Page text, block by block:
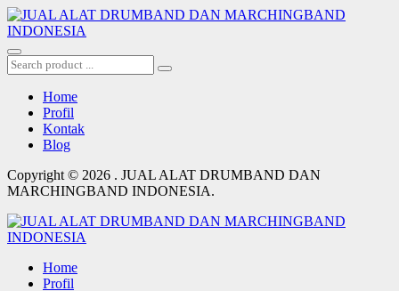
Home
Profil
Kontak
Blog
Copyright © 2026 . JUAL ALAT DRUMBAND DAN
MARCHINGBAND INDONESIA.
Home
Profil